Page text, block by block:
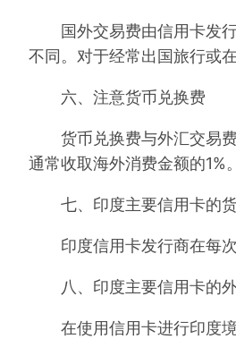
国外交易费由信用卡发行
不同。对于经常出国旅行或
六、注意货币兑换费
货币兑换费与外汇交易费
通常收取海外消费金额的1%
七、印度主要信用卡的货
印度信用卡发行商在每次
八、印度主要信用卡的外
在使用信用卡进行印度境